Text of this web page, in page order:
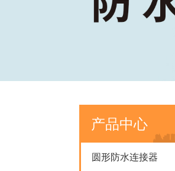
产品中心
圆形防水连接器